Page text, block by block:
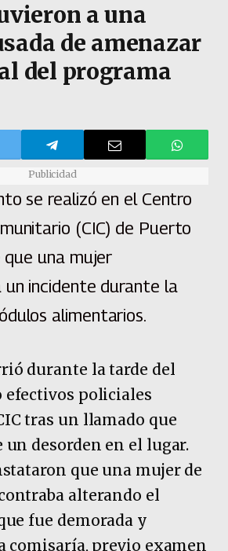
a una
de amenazar
del programa
Publicidad
se realizó en el Centro
(CIC) de Puerto
que una mujer
incidente durante la
alimentarios.
durante la tarde del
efectivos policiales
tras un llamado que
un desorden en el lugar.
que una mujer de
alterando el
fue demorada y
comisaría, previo examen